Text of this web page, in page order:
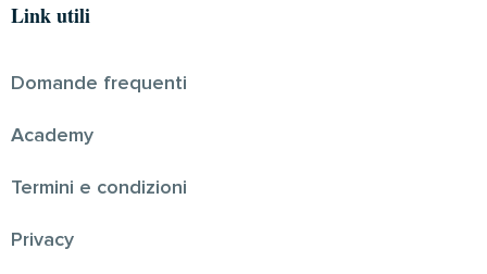
Link utili
Domande frequenti
Academy
Termini e condizioni
Privacy